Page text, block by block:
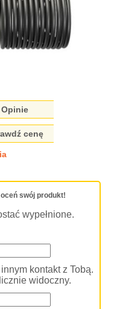
Opinie
cenę
swój produkt!
wypełnione.
kontakt z Tobą.
widoczny.